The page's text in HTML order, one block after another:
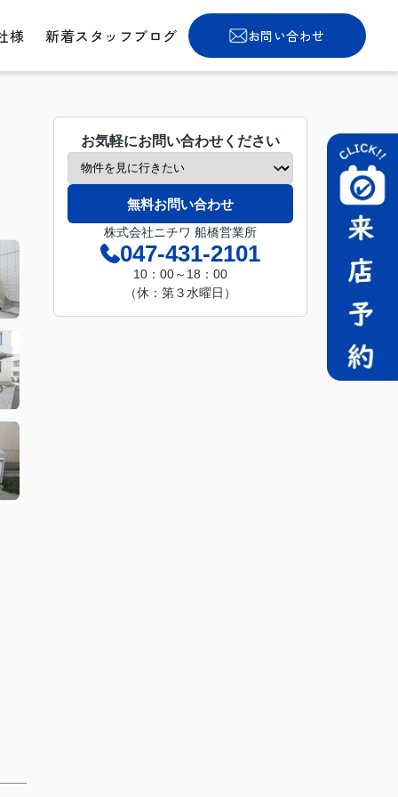
様 新着スタッフブログ お問い合わせ
お気軽にお問い合わせください
無料お問い合わせ
株式会社ニチワ 船橋営業所
047-431-2101
10：00～18：00
（休：第３水曜日）